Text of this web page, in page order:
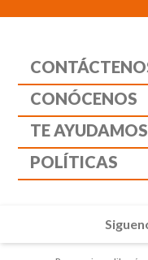
CONÓCENOS
TE AYUDAMOS
POLÍTICAS